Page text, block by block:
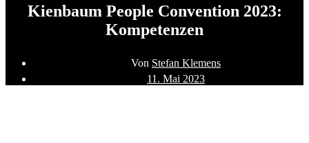
Kienbaum People Convention 2023:
Kompetenzen
Beitragsautor
Von Stefan Klemens
Beitragsdatum
11. Mai 2023